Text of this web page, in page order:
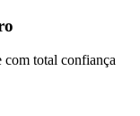
com total confiança